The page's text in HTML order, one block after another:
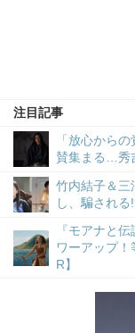
注目記事
「放心から
賛集まる…秀
竹内結子＆三
し、騙される
『モアナと
ワーアップ
R】